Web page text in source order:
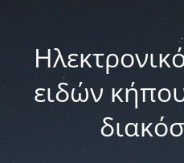
ειδών